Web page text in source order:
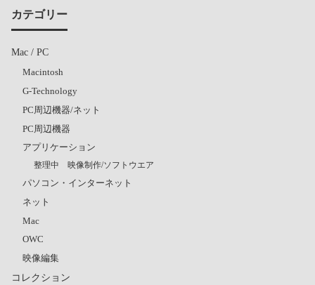
カテゴリー
Mac / PC
Macintosh
G-Technology
PC周辺機器/ネット
PC周辺機器
アプリケーション
整理中 映像制作/ソフトウエア
パソコン・インターネット
ネット
Mac
OWC
映像編集
コレクション